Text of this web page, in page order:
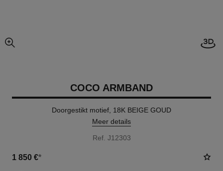
3D-
vergrote weergave van foto
COCO ARMBAND
Doorgestikt motief, 18K BEIGE GOUD
Meer details
Ref. J12303
1 850 €*